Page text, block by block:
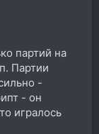
партий на
Партии
-
- он
игралось